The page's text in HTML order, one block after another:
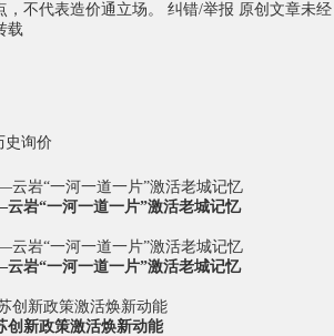
不代表造价通立场。 纠错/举报 原创文章未经
载
史询价
岩“一河一道一片”激活老城记忆
岩“一河一道一片”激活老城记忆
岩“一河一道一片”激活老城记忆
岩“一河一道一片”激活老城记忆
创新政策激活焕新动能
创新政策激活焕新动能